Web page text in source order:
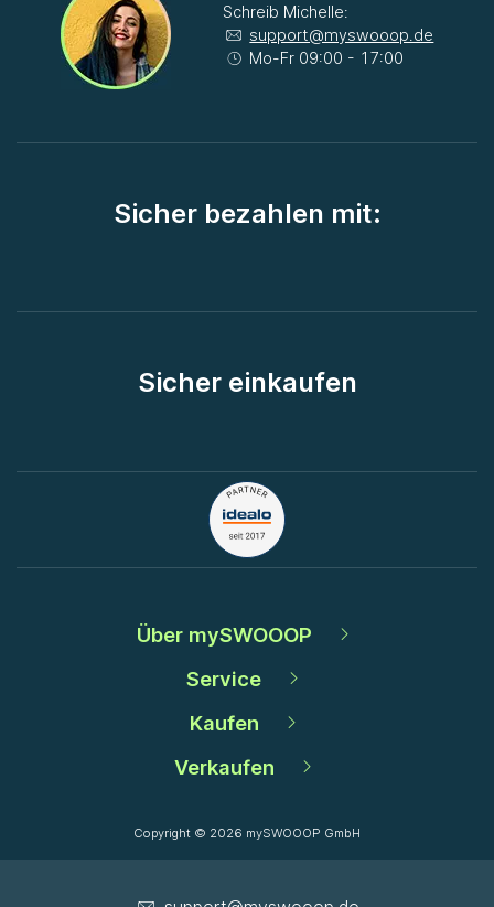
Schreib Michelle:
support@myswooop.de
Mo-Fr 09:00 - 17:00
Sicher bezahlen mit:
Sicher einkaufen
Über mySWOOOP
Service
Kaufen
Verkaufen
Copyright © 2026 mySWOOOP GmbH